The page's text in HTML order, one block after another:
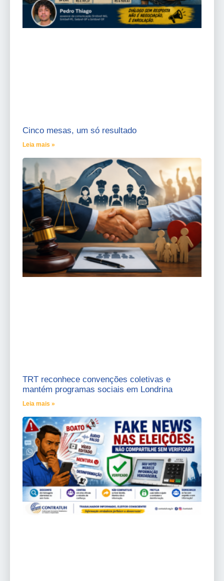
Cinco mesas, um só resultado
Leia mais »
TRT reconhece convenções coletivas e
mantém programas sociais em Londrina
Leia mais »